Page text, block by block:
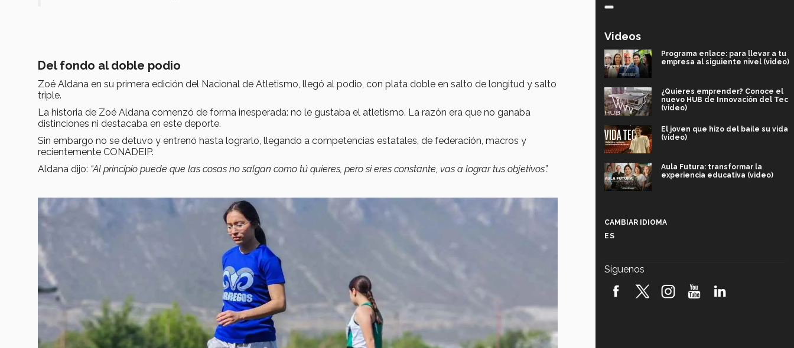
Del fondo al doble podio
Zoé Aldana en su primera edición del Nacional de Atletismo, llegó al podio, con plata doble en salto de longitud y salto
triple.
La historia de Zoé Aldana comenzó de forma inesperada: no le gustaba el atletismo. La razón era que no ganaba
distinciones ni destacaba en este deporte.
Sin embargo no se detuvo y entrenó hasta lograrlo, llegando a competencias estatales, de federación, macros y
recientemente CONADEIP.
Aldana dijo: “Al principio puede que las cosas no salgan como tú quieres, pero si eres constante, vas a lograr tus objetivos”.
Videos
Programa enlace: para llevar a tu
empresa al siguiente nivel (video)
¿Quieres emprender? Conoce el
nuevo HUB de Innovación del Tec
(video)
El joven que hizo del baile su vida
(video)
Aula Futura: transformar la
experiencia educativa (video)
robótica FIRST 2026! (video)
CAMBIAR IDIOMA
ES
Síguenos